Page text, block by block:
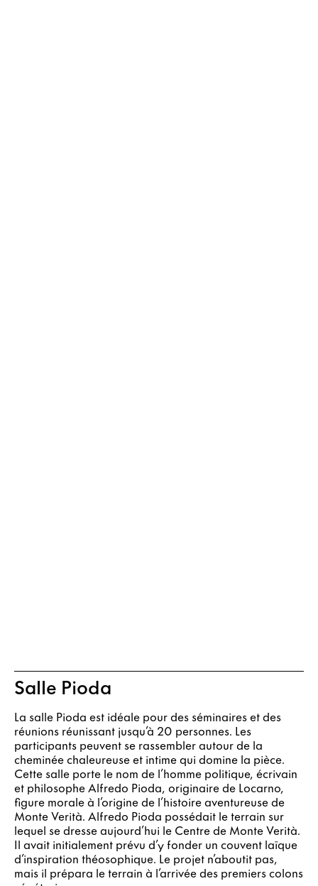
Salle Pioda
La salle Pioda est idéale pour des séminaires et des
réunions réunissant jusqu’à 20 personnes. Les
participants peuvent se rassembler autour de la
cheminée chaleureuse et intime qui domine la pièce.
Cette salle porte le nom de l’homme politique, écrivain
et philosophe Alfredo Pioda, originaire de Locarno,
figure morale à l’origine de l’histoire aventureuse de
Monte Verità. Alfredo Pioda possédait le terrain sur
lequel se dresse aujourd’hui le Centre de Monte Verità.
Il avait initialement prévu d’y fonder un couvent laïque
d’inspiration théosophique. Le projet n’aboutit pas,
mais il prépara le terrain à l’arrivée des premiers colons